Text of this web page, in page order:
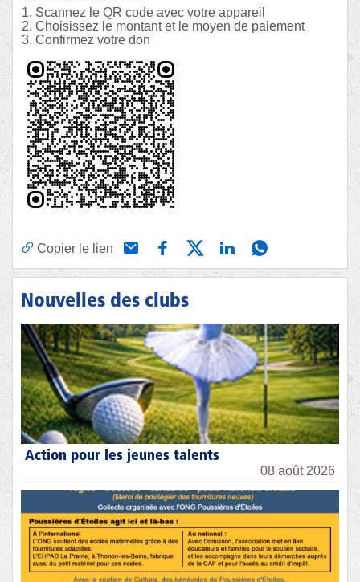
Scannez le QR code avec votre appareil
Choisissez le montant et le moyen de paiement
Confirmez votre don
Copier le lien
Nouvelles des clubs
Action pour les jeunes talents
08 août 2026